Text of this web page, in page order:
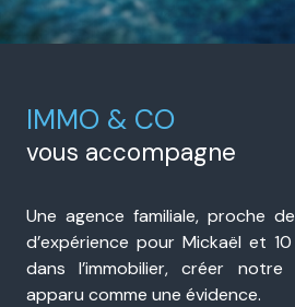
IMMO & CO
vous accompagne
Une agence familiale, proche
d’expérience pour Mickaël et
dans l’immobilier, créer
apparu comme une évidence.